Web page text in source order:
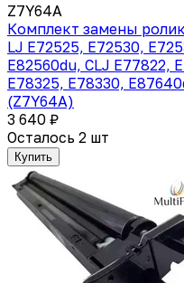
Z7Y64A
Комплект замены
LJ E72525, E72530,
E82560du, CLJ E77822,
E78325, E78330,
(Z7Y64A)
3 640 ₽
Осталось 2 шт
Купить